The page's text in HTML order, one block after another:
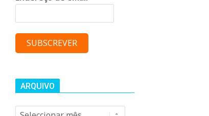
o
m
u
ARQUIVO
Arquivo